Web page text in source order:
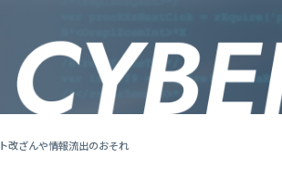
改ざんや情報流出のおそれ